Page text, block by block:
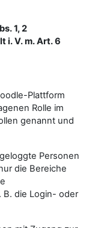
1, 2
i. V. m. Art. 6
Plattform
Rolle im
genannt und
Personen
die Bereiche
die Login- oder